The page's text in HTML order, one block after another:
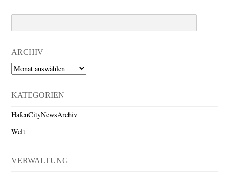
ARCHIV
Archiv
KATEGORIEN
HafenCityNewsArchiv
Welt
VERWALTUNG